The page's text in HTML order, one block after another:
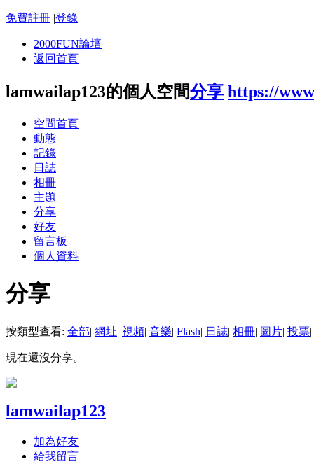
免費註冊 |登錄
2000FUN論壇
返回首頁
lamwailap123的個人空間分享 https://
空間首頁
動態
記錄
日誌
相冊
主題
分享
好友
留言板
個人資料
分享
按類型查看: 全部| 網址| 視頻| 音樂| Flash| 日誌| 相冊| 圖片| 投票|
現在還沒分享。
lamwailap123
加為好友
給我留言